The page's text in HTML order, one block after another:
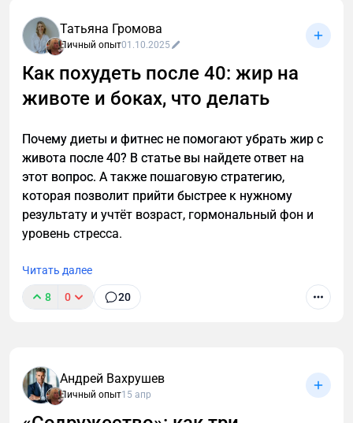
Татьяна Громова
Личный опыт01.10.2025
Как похудеть после 40: жир на
животе и боках, что делать
Почему диеты и фитнес не помогают убрать жир с
живота после 40? В статье вы найдете ответ на
этот вопрос. А также пошаговую стратегию,
которая позволит прийти быстрее к нужному
результату и учтёт возраст, гормональный фон и
уровень стресса.
Читать далее
8 0 20
Андрей Вахрушев
Личный опыт15 апр